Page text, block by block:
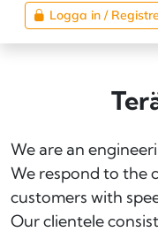
Logga in /
We are an
We respond to the
customers with
Our clientele